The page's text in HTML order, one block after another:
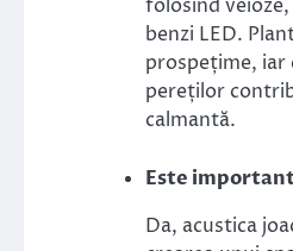
folosind
benzi LED.
prospețime, iar
pereților
calmantă.
Este
Da, acustica